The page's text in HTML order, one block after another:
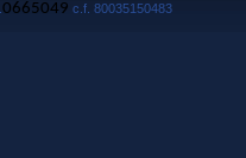
0665049 c.f. 80035150483